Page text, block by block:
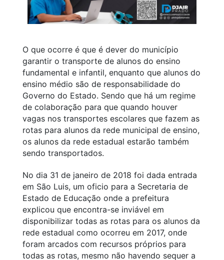
O que ocorre é que é dever do município
garantir o transporte de alunos do ensino
fundamental e infantil, enquanto que alunos do
ensino médio são de responsabilidade do
Governo do Estado. Sendo que há um regime
de colaboração para que quando houver
vagas nos transportes escolares que fazem as
rotas para alunos da rede municipal de ensino,
os alunos da rede estadual estarão também
sendo transportados.
No dia 31 de janeiro de 2018 foi dada entrada
em São Luis, um oficio para a Secretaria de
Estado de Educação onde a prefeitura
explicou que encontra-se inviável em
disponibilizar todas as rotas para os alunos da
rede estadual como ocorreu em 2017, onde
foram arcados com recursos próprios para
todas as rotas, mesmo não havendo sequer a